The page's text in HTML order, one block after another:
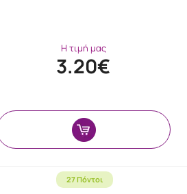
Η τιμή μας
3.20€
27 Πόντοι